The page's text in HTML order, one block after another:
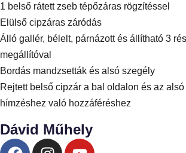
1 belső rátett zseb tépőzáras rögzítéssel
Elülső cipzáras záródás
Álló gallér, bélelt, párnázott és állítható 3
megállítóval
Bordás mandzsetták és alsó szegély
Rejtett belső cipzár a bal oldalon és az
hímzéshez való hozzáféréshez
Dávid Műhely